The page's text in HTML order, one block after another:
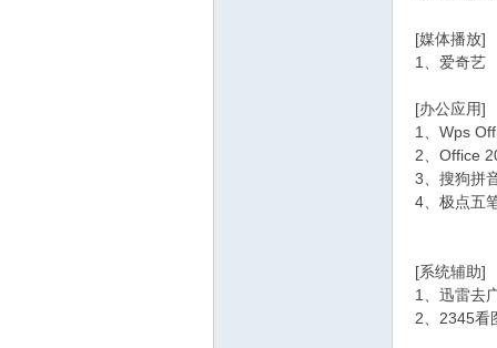
[媒体播放]
1、爱奇艺
[办公应用]
1、Wps
2、Office
3、搜狗拼
4、极点五
[系统辅助]
1、迅雷去
2、2345看